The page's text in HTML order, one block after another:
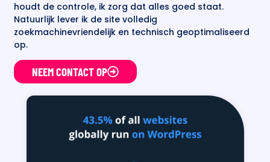
houdt de controle, ik zorg dat alles goed staat.
Natuurlijk lever ik de site volledig
zoekmachinevriendelijk en technisch geoptimaliseerd
op.
NEEM CONTACT OP